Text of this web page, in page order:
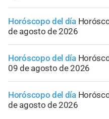
Horóscopo del día
de agosto de 2026
Horóscopo del día
09 de agosto de 2026
Horóscopo del día
de agosto de 2026